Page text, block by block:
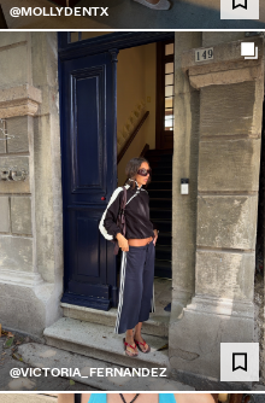
@MOLLYDENTX
@VICTORIA_FERNANDEZ